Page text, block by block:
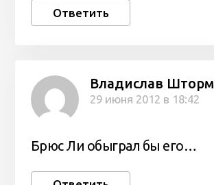
Ответить
Владислав Шторм
29 июня 2012 в 18:42
Брюс Ли обыграл бы его…